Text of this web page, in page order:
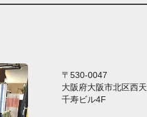
〒530-0047
大阪府大阪市北区西
千寿ビル4F